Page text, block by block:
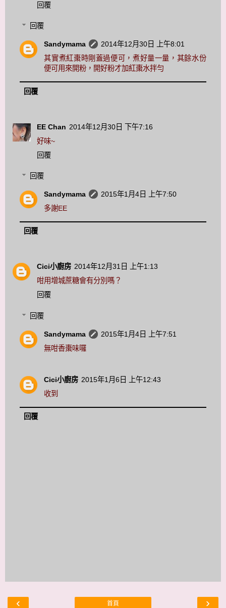
回覆
回覆
Sandymama
2014年12月30日 上午8:01
其實煮紅棗時剛蓋過便可，煮好量一量，其餘水份
便可用來開粉，開好粉才加紅棗水拌勻
回覆
EE Chan 2014年12月30日 下午7:16
好味~
回覆
回覆
Sandymama
2015年1月4日 上午7:50
多謝EE
回覆
Cici小廚房 2014年12月31日 上午1:13
咁用增城蔗糖會有分別嗎？
回覆
回覆
Sandymama
2015年1月4日 上午7:51
無咁香棗味囉
Cici小廚房 2015年1月6日 上午12:43
收到
回覆
‹ ›
首頁